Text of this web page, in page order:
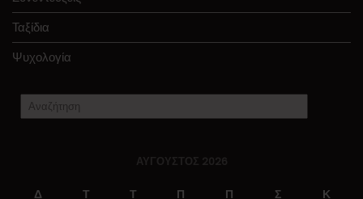
Ταξίδια
Ψυχολογία
ΑΎΓΟΥΣΤΟΣ 2026
Δ Τ Τ Π Π Σ Κ